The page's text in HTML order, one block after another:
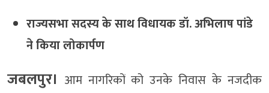
राज्यसभा सदस्य के साथ विधायक डॉ. अभिलाष पांडे
ने किया लोकार्पण
जबलपुर। आम नागरिकों को उनके निवास के नजदीक